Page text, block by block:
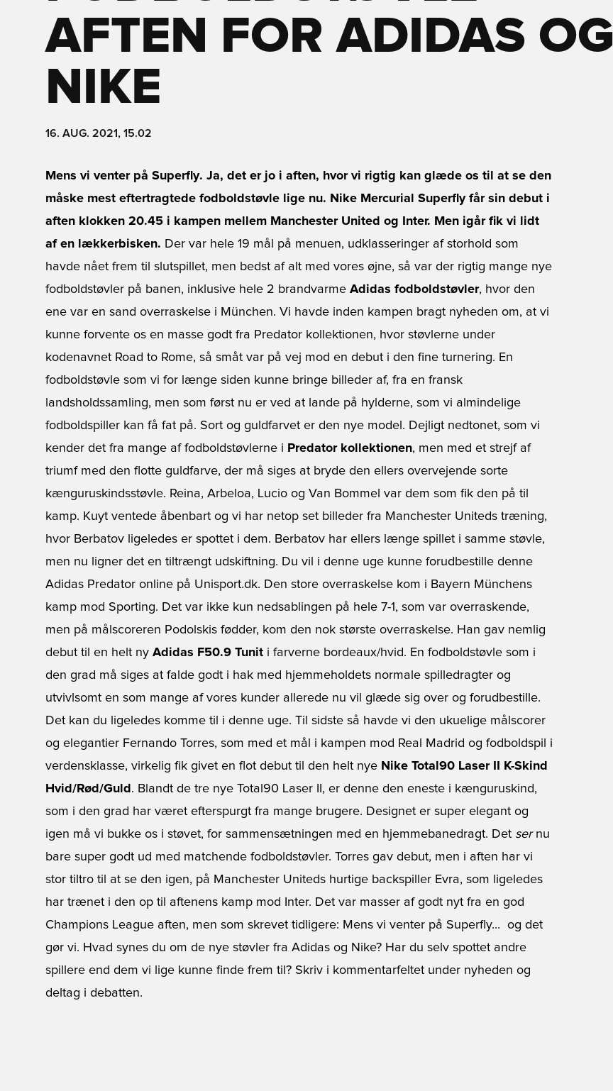
AFTEN FOR ADIDAS OG
NIKE
16. AUG. 2021, 15.02
Mens vi venter på Superfly. Ja, det er jo i aften, hvor vi rigtig kan glæde os til at se den
måske mest eftertragtede fodboldstøvle lige nu. Nike Mercurial Superfly får sin debut i
aften klokken 20.45 i kampen mellem Manchester United og Inter. Men igår fik vi lidt
af en lækkerbisken. Der var hele 19 mål på menuen, udklasseringer af storhold som
havde nået frem til slutspillet, men bedst af alt med vores øjne, så var der rigtig mange nye
fodboldstøvler på banen, inklusive hele 2 brandvarme Adidas fodboldstøvler, hvor den
ene var en sand overraskelse i München. Vi havde inden kampen bragt nyheden om, at vi
kunne forvente os en masse godt fra Predator kollektionen, hvor støvlerne under
kodenavnet Road to Rome, så småt var på vej mod en debut i den fine turnering. En
fodboldstøvle som vi for længe siden kunne bringe billeder af, fra en fransk
landsholdssamling, men som først nu er ved at lande på hylderne, som vi almindelige
fodboldspiller kan få fat på. Sort og guldfarvet er den nye model. Dejligt nedtonet, som vi
kender det fra mange af fodboldstøvlerne i Predator kollektionen, men med et strejf af
triumf med den flotte guldfarve, der må siges at bryde den ellers overvejende sorte
kænguruskindsstøvle. Reina, Arbeloa, Lucio og Van Bommel var dem som fik den på til
kamp. Kuyt ventede åbenbart og vi har netop set billeder fra Manchester Uniteds træning,
hvor Berbatov ligeledes er spottet i dem. Berbatov har ellers længe spillet i samme støvle,
men nu ligner det en tiltrængt udskiftning. Du vil i denne uge kunne forudbestille denne
Adidas Predator online på Unisport.dk. Den store overraskelse kom i Bayern Münchens
kamp mod Sporting. Det var ikke kun nedsablingen på hele 7-1, som var overraskende,
men på målscoreren Podolskis fødder, kom den nok største overraskelse. Han gav nemlig
debut til en helt ny Adidas F50.9 Tunit i farverne bordeaux/hvid. En fodboldstøvle som i
den grad må siges at falde godt i hak med hjemmeholdets normale spilledragter og
utvivlsomt en som mange af vores kunder allerede nu vil glæde sig over og forudbestille.
Det kan du ligeledes komme til i denne uge. Til sidste så havde vi den ukuelige målscorer
og elegantier Fernando Torres, som med et mål i kampen mod Real Madrid og fodboldspil i
verdensklasse, virkelig fik givet en flot debut til den helt nye Nike Total90 Laser II K-Skind
Hvid/Rød/Guld . Blandt de tre nye Total90 Laser II, er denne den eneste i kænguruskind,
som i den grad har været efterspurgt fra mange brugere. Designet er super elegant og
igen må vi bukke os i støvet, for sammensætningen med en hjemmebanedragt. Det sernu
bare super godt ud med matchende fodboldstøvler. Torres gav debut, men i aften har vi
stor tiltro til at se den igen, på Manchester Uniteds hurtige backspiller Evra, som ligeledes
har trænet i den op til aftenens kamp mod Inter. Det var masser af godt nyt fra en god
Champions League aften, men som skrevet tidligere: Mens vi venter på Superfly...  og det
gør vi. Hvad synes du om de nye støvler fra Adidas og Nike? Har du selv spottet andre
spillere end dem vi lige kunne finde frem til? Skriv i kommentarfeltet under nyheden og
deltag i debatten.